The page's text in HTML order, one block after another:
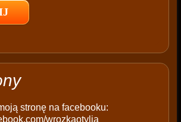
stronę na facebooku:
wrozkaotylia